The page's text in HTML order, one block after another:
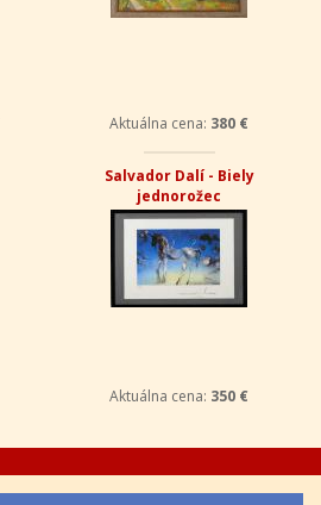
Aktuálna cena: 380 €
Salvador Dalí - Biely
jednorožec
Aktuálna cena: 350 €